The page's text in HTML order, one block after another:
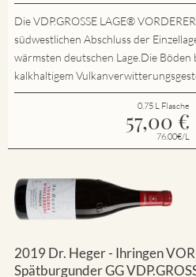
Die VDP.GROSSE LAGE®
südwestlichen Abschluss der
wärmsten deutschen Lage.Die Böden
kalkhaltigem
0.75 L Flasche
57,00 €
76.00€/L
2019 Dr. Heger - Ihringen
Spätburgunder GG